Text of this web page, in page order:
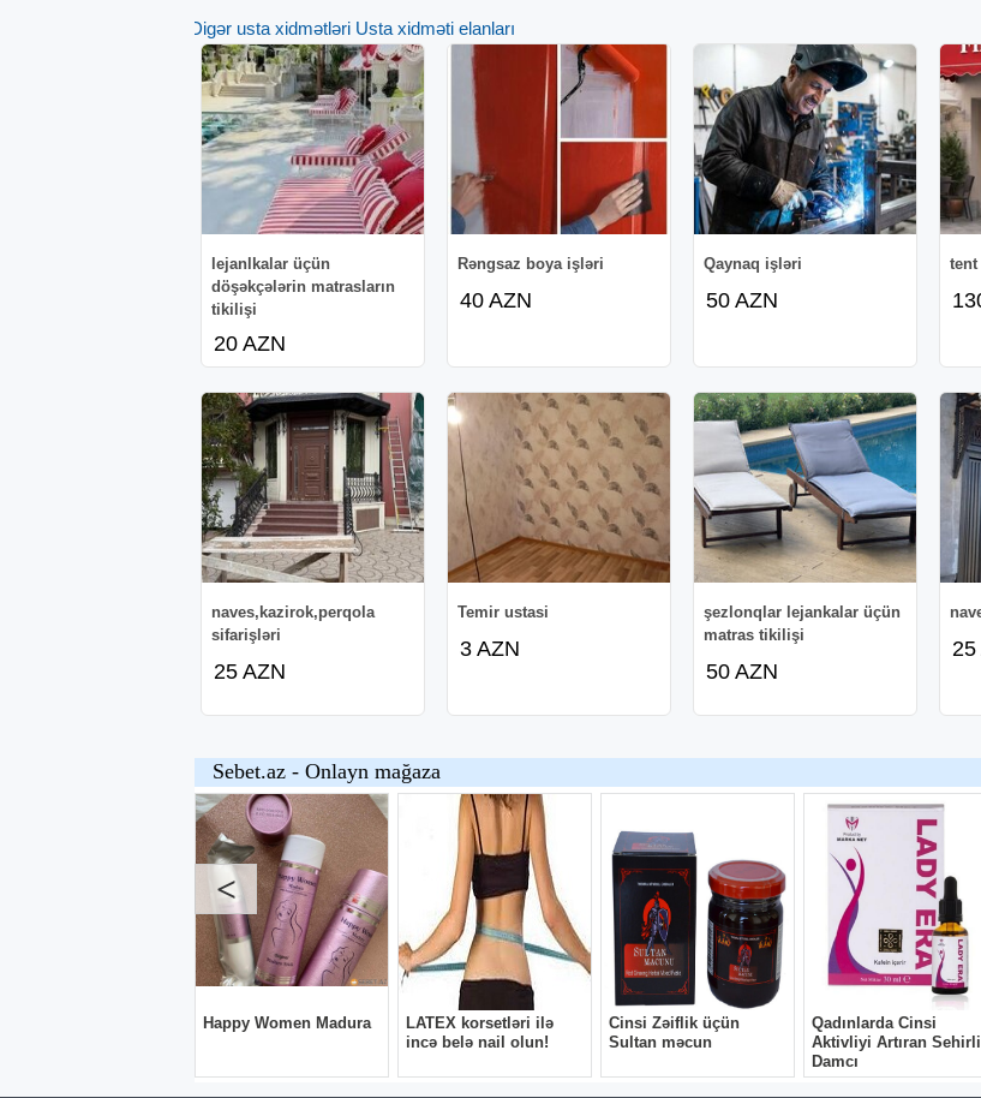
Digər usta xidmətləri Usta xidməti elanları
lejanlkalar üçün
döşəkçələrin matrasların
tikilişi
20 AZN
Rəngsaz boya işləri
40 AZN
Qaynaq işləri
50 AZN
naves,kazirok,perqola
sifarişləri
25 AZN
Temir ustasi
3 AZN
şezlonqlar lejankalar üçün
matras tikilişi
50 AZN
25